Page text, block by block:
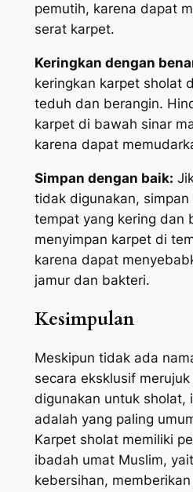
pemutih, karena dapat
serat karpet.
Keringkan dengan
keringkan karpet sholat
teduh dan berangin.
karpet di bawah sinar
karena dapat
Simpan dengan baik:
tidak digunakan,
tempat yang kering dan
menyimpan karpet di
karena dapat
jamur dan bakteri.
Kesimpulan
Meskipun tidak ada
secara eksklusif
digunakan untuk sholat,
adalah yang paling
Karpet sholat memiliki
ibadah umat Muslim,
kebersihan,